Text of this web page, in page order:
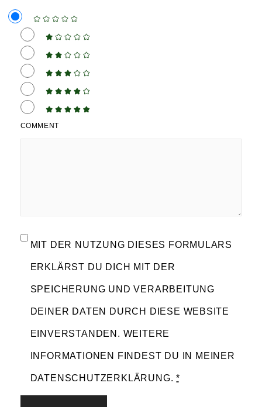
COMMENT
MIT DER NUTZUNG DIESES FORMULARS
ERKLÄRST DU DICH MIT DER
SPEICHERUNG UND VERARBEITUNG
DEINER DATEN DURCH DIESE WEBSITE
EINVERSTANDEN. WEITERE
INFORMATIONEN FINDEST DU IN MEINER
DATENSCHUTZERKLÄRUNG.*